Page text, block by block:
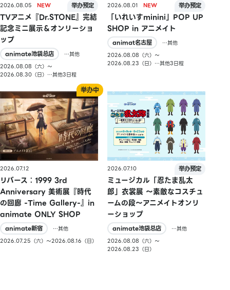
2026.08.05
TVアニメ『Dr.STONE』完結
記念ミニ展示＆オンリーショ
ップ
animate池袋总店
…其他
2026.08.08（六）〜
2026.08.30（日）…其他3日程
2026.08.01
「いれいすminini」POP UP
SHOP in アニメイト
animat名古屋
…其他
2026.08.08（六）〜
2026.08.23（日）…其他3日程
2026.07.12
リバース：1999 3rd
Anniversary 美術展『時代
の回廊 -Time Gallery-』in
animate ONLY SHOP
animate新宿
…其他
2026.07.25（六）〜2026.08.16（日）
2026.07.10
ミュージカル「忍たま乱太
郎」衣裳展 ～素敵なコスチュ
ームの段～アニメイトオンリ
ーショップ
animate池袋总店
…其他
2026.08.08（六）〜
2026.08.23（日）